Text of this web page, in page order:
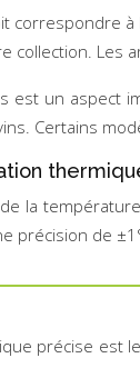
correspondre
collection.
est un aspect
Certains
la
précision de
précise est